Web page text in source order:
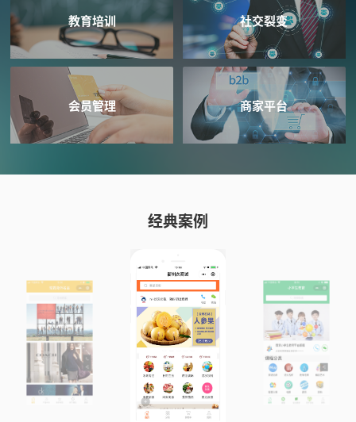
教育培训 社交裂变
会员管理 商家平台
经典案例